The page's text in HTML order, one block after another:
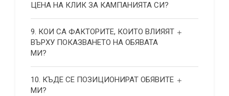
ЦЕНА НА КЛИК ЗА КАМПАНИЯТА СИ?
9. КОИ СА ФАКТОРИТЕ, КОИТО ВЛИЯЯТ
ВЪРХУ ПОКАЗВАНЕТО НА ОБЯВАТА
МИ?
10. КЪДЕ СЕ ПОЗИЦИОНИРАТ ОБЯВИТЕ
МИ?